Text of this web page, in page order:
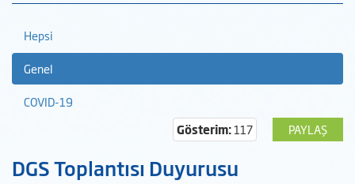
Hepsi
Genel
COVID-19
PAYLAŞ
Gösterim:117
DGS Toplantısı Duyurusu